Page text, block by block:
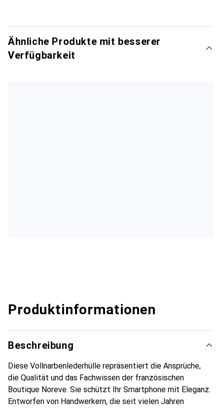
Ähnliche Produkte mit besserer
Verfügbarkeit
Produktinformationen
Beschreibung
Diese Vollnarbenlederhülle repräsentiert die Ansprüche,
die Qualität und das Fachwissen der französischen
Boutique Noreve. Sie schützt Ihr Smartphone mit Eleganz.
Entworfen von Handwerkern, die seit vielen Jahren